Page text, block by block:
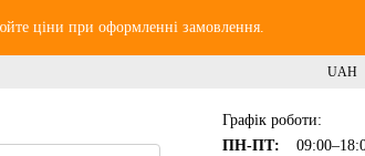
ціни при оформленні замовлення.
UAH
Графік роботи:
ПН-ПТ: